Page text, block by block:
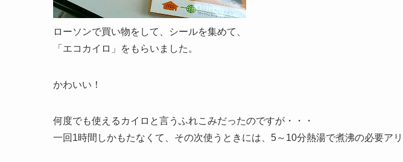
ローソンで買い物をして、シールを集めて、
「エコカイロ」をもらいました。
かわいい！
何度でも使えるカイロと言うふれこみだったのですが・・・
一回1時間しかもたなくて、その次使うときには、5～10分熱湯で煮沸の必要アリ